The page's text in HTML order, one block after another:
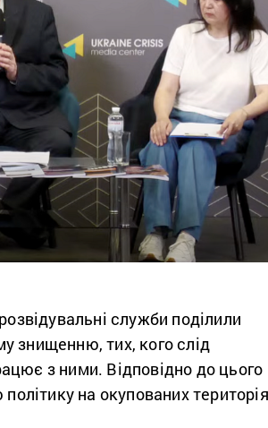
служби поділили
знищенню, тих, кого слід
з ними. Відповідно до цього
на окупованих